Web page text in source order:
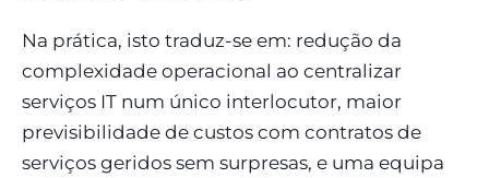
Na prática, isto traduz-se em: redução da
complexidade operacional ao centralizar
serviços IT num único interlocutor, maior
previsibilidade de custos com contratos de
serviços geridos sem surpresas, e uma equipa